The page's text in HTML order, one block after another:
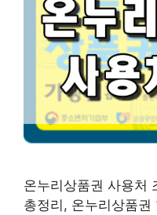
온누리상품권 사용처
총정리, 온누리상품